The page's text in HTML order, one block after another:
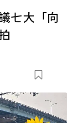
七大「向